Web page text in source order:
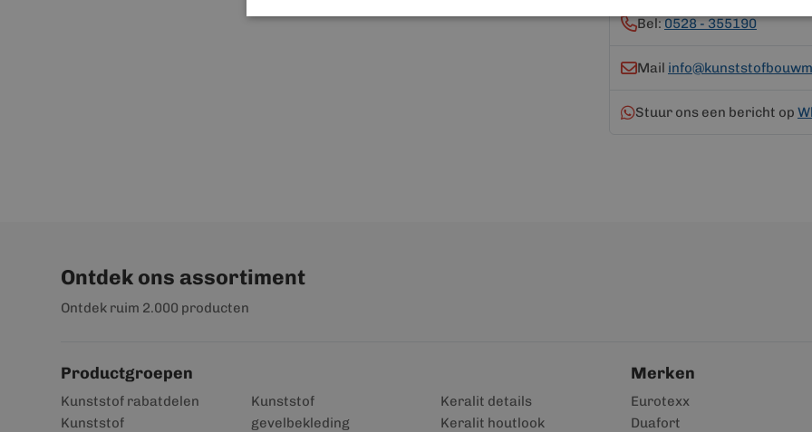
Bel:0528 - 355190
Mail
Stuur ons een bericht op
Ontdek ons assortiment
Ontdek ruim 2.000 producten
Productgroepen
Kunststof rabatdelen
Kunststof
Kunststof
gevelbekleding
Keralit details
Keralit houtlook
Merken
Eurotexx
Duafort